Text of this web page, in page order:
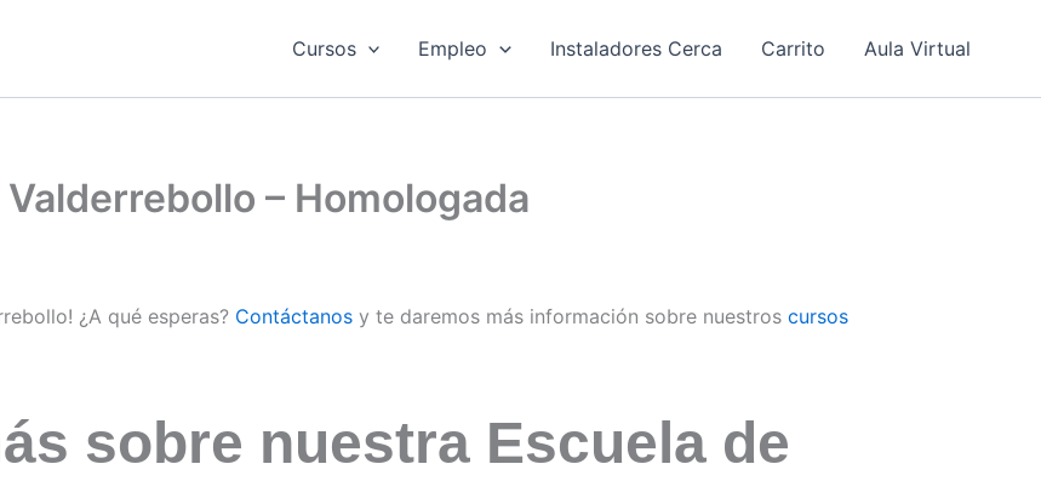
Cursos Empleo Instaladores Cerca Carrito Aula Virtual
– Homologada
¿A qué esperas? Contáctanos y te daremos más información sobre nuestros cursos
sobre nuestra Escuela de